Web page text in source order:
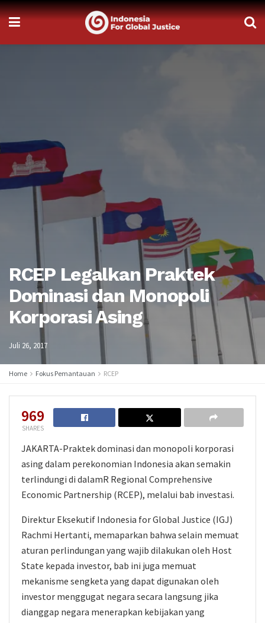
RCEP Legalkan Praktek
Dominasi dan Monopoli
Korporasi Asing
Juli 26, 2017
Home Fokus Pemantauan RCEP
969
SHARES
JAKARTA-Praktek dominasi dan monopoli korporasi
asing dalam perekonomian Indonesia akan semakin
terlindungi di dalamR Regional Comprehensive
Economic Partnership (RCEP), melalui bab investasi.
Direktur Eksekutif Indonesia for Global Justice (IGJ)
Rachmi Hertanti, memaparkan bahwa selain memuat
aturan perlindungan yang wajib dilakukan oleh Host
State kepada investor, bab ini juga memuat
mekanisme sengketa yang dapat digunakan oleh
investor menggugat negara secara langsung jika
dianggap negara menerapkan kebijakan yang